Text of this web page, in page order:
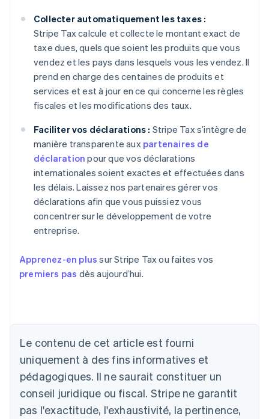
Collecter automatiquement les taxes :
Stripe Tax calcule et collecte le montant exact de
taxe dues, quels que soient les produits que vous
vendez et les pays dans lesquels vous les vendez. Il
prend en charge des centaines de produits et
services et est à jour en ce qui concerne les règles
fiscales et les modifications des taux.
Faciliter vos déclarations : Stripe Tax s’intègre de
manière transparente aux partenaires de
déclaration pour que vos déclarations
internationales soient exactes et effectuées dans
les délais. Laissez nos partenaires gérer vos
déclarations afin que vous puissiez vous
concentrer sur le développement de votre
entreprise.
Apprenez-en plus sur Stripe Tax ou faites vos
premiers pas dès aujourd’hui.
Le contenu de cet article est fourni
uniquement à des fins informatives et
pédagogiques. Il ne saurait constituer un
conseil juridique ou fiscal. Stripe ne garantit
pas l'exactitude, l'exhaustivité, la pertinence,
Allemagne
DeutschEnglish
Australie
English
Autriche